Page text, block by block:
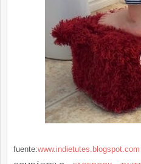
fuente:www.indietutes.blogspot.com